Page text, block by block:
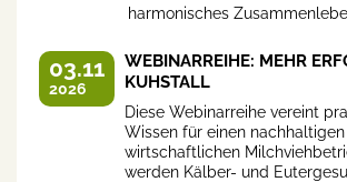
harmonisches
03.11
2026
WEBINARREIHE: MEHR
KUHSTALL
Diese Webinarreihe vereint
Wissen für einen nachhaltigen
wirtschaftlichen
werden Kälber- und